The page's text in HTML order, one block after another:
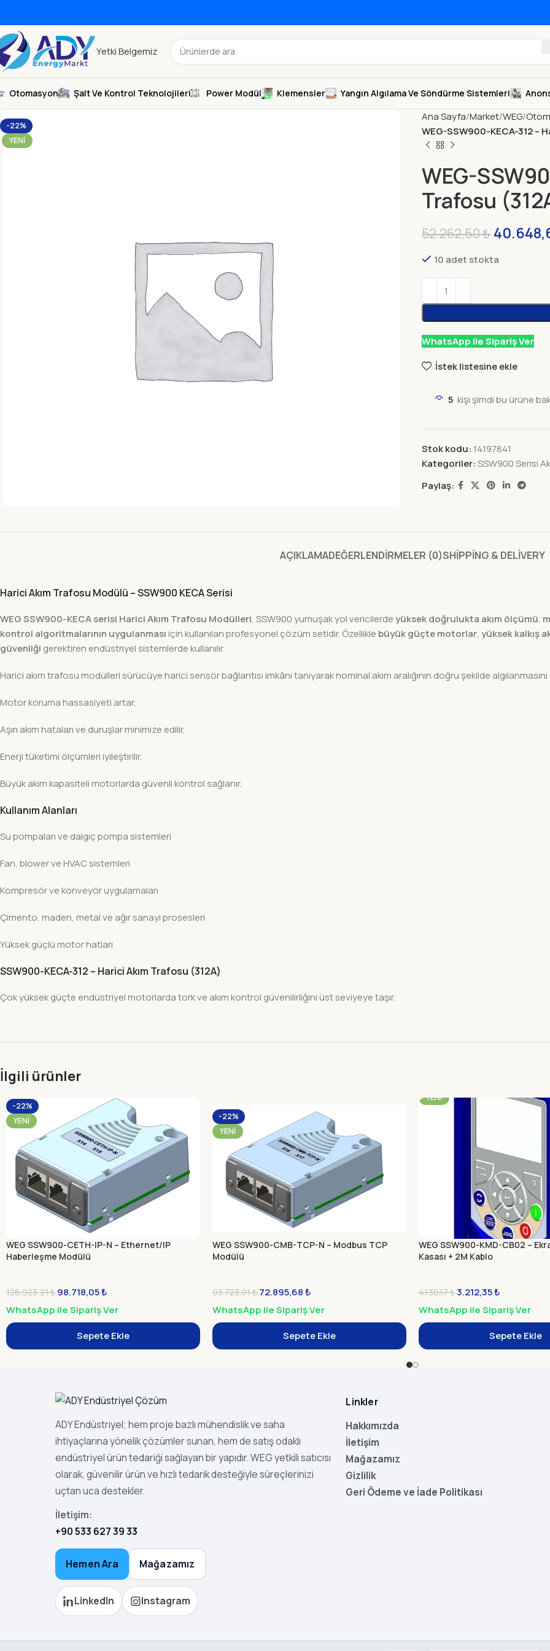
Yetki Belgemiz
Otomasyon Şalt Ve Kontrol Teknolojileri Power Modül Klemensler Yangın Algılama Ve Söndürme Sistemleri
-22%
YENI
Ana Sayfa Market WEG
WEG-SSW900-KECA-312 –
WEG-
Trafosu
52.262,50₺
10 adet stokta
WhatsApp ile Sipariş Ver
İstek listesine ekle
5 kişi şimdi bu ürüne
Stok kodu: 14197841
Kategoriler:SSW900 Serisi
Paylaş:
AÇIKLAMADEĞERLENDIRMELER (0)SHIPPING & DELIVERY
Harici Akım Trafosu Modülü – SSW900 KECA Serisi
WEG SSW900-KECA serisi Harici Akım Trafosu Modülleri, SSW900 yumuşak yol vericilerdeyüksek doğrulukta akım ölçümü,
kontrol algoritmalarının uygulanması için kullanılan profesyonel çözüm setidir. Özellikle büyük güçte motorlar, yüksek kalkış
güvenliği gerektiren endüstriyel sistemlerde kullanılır.
Harici akım trafosu modülleri sürücüye harici sensör bağlantısı imkânı tanıyarak nominal akım aralığının doğru şekilde
Motor koruma hassasiyeti artar,
Aşırı akım hataları ve duruşlar minimize edilir,
Enerji tüketimi ölçümleri iyileştirilir,
Büyük akım kapasiteli motorlarda güvenli kontrol sağlanır.
Kullanım Alanları
Su pompaları ve dalgıç pompa sistemleri
Fan, blower ve HVAC sistemleri
Kompresör ve konveyör uygulamaları
Çimento, maden, metal ve ağır sanayi prosesleri
Yüksek güçlü motor hatları
SSW900-KECA-312 – Harici Akım Trafosu (312A)
Çok yüksek güçte endüstriyel motorlarda tork ve akım kontrol güvenilirliğini üst seviyeye taşır.
İlgili ürünler
-22%
YENI
WEG SSW900-CETH-IP-N – Ethernet/IP
Haberleşme Modülü
126.923,21₺ 98.718,05₺
WhatsApp ile Sipariş Ver
Sepete Ekle
-22%
YENI
WEG SSW900-CMB-TCP-N – Modbus TCP
Modülü
93.723,01₺ 72.895,68₺
WhatsApp ile Sipariş Ver
Sepete Ekle
YENI
WEG SSW900-KMD-CB02 –
Kasası + 2M Kablo
4.130,17₺3.212,35₺
WhatsApp ile Sipariş Ver
Sepete Ekle
ADY Endüstriyel; hem proje bazlı mühendislik ve saha
ihtiyaçlarına yönelik çözümler sunan, hem de satış odaklı
endüstriyel ürün tedariği sağlayan bir yapıdır. WEG yetkili satıcısı
olarak, güvenilir ürün ve hızlı tedarik desteğiyle süreçlerinizi
uçtan uca destekler.
İletişim:
+90 533 627 39 33
Hemen Ara Mağazamız
LinkedIn Instagram
Linkler
Hakkımızda
İletişim
Mağazamız
Gizlilik
Geri Ödeme ve İade Politikası